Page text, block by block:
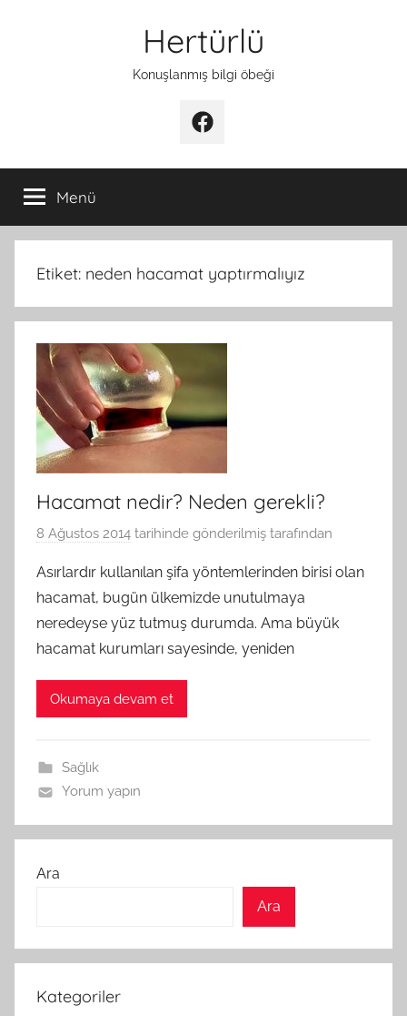
Hertürlü
Konuşlanmış bilgi öbeği
Facebook
Menü
Etiket: neden hacamat yaptırmalıyız
Hacamat nedir? Neden gerekli?
8 Ağustos 2014 tarihinde gönderilmiş tarafından
Asırlardır kullanılan şifa yöntemlerinden birisi olan
hacamat, bugün ülkemizde unutulmaya
neredeyse yüz tutmuş durumda. Ama büyük
hacamat kurumları sayesinde, yeniden
Okumaya devam et
Sağlık
Yorum yapın
Ara
Ara
Kategoriler